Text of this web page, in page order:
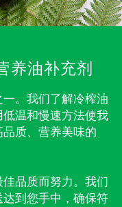
养油补充剂
。我们了解冷榨油
温和慢速方法使我
质、营养美味的
品质而努力。我们
到您手中，确保符